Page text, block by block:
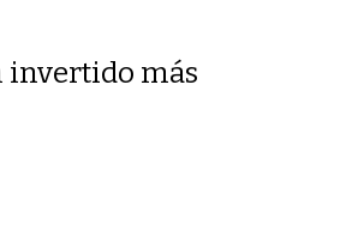
invertido más